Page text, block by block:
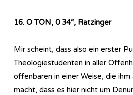
16. O TON, 0 34“, Ratzinger
Mir scheint, dass also ein erster
Theologiestudenten in aller
offenbaren in einer Weise, die ihm
macht, dass es hier nicht um